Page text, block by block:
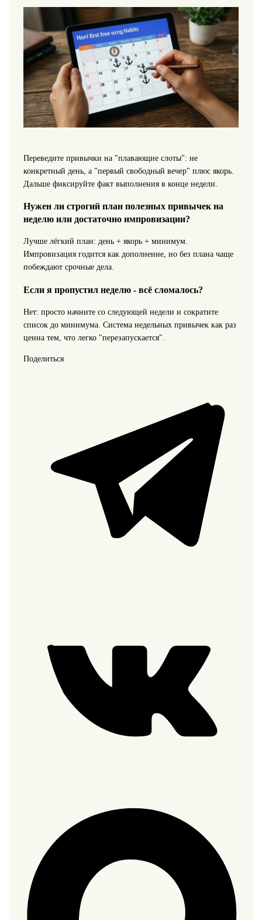
Переведите привычки на "плавающие слоты": не
конкретный день, а "первый свободный вечер" плюс якорь.
Дальше фиксируйте факт выполнения в конце недели.
Нужен ли строгий план полезных привычек на
неделю или достаточно импровизации?
Лучше лёгкий план: день + якорь + минимум.
Импровизация годится как дополнение, но без плана чаще
побеждают срочные дела.
Если я пропустил неделю - всё сломалось?
Нет: просто начните со следующей недели и сократите
список до минимума. Система недельных привычек как раз
ценна тем, что легко "перезапускается".
Поделиться